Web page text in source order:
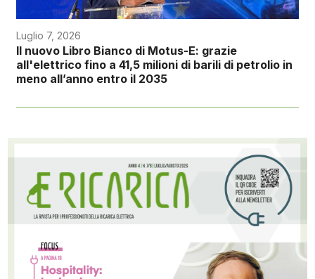
Luglio 7, 2026
Il nuovo Libro Bianco di Motus-E: grazie
all'elettrico fino a 41,5 milioni di barili di petrolio in
meno all’anno entro il 2035